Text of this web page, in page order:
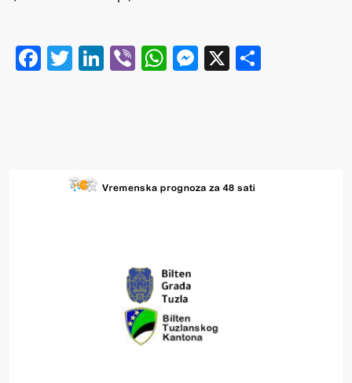
Facebook
Twitter
LinkedIn
ViberWhatsApp
Messenger
X